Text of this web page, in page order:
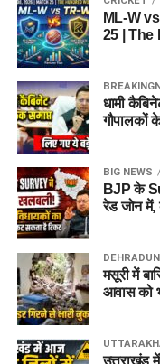
व्यवस्था से किसी भी तरह का
श्रद्धालुओं की सुरक्षा, शांति
संदिग्ध गतिविधियों पर
पुलिस ने लोगों से भी अपील
पवित्रता और मर्यादा का
खिलाफ नियमानुसार सख्त
ML-W
25 | The
धामी
गौपालकों
BIG NEWS
BJP के
रेड जोन
DEHRADUN
मसूरी में
आवास को